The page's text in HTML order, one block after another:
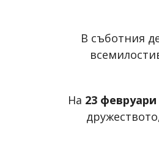
В съботния
На 23 февруари